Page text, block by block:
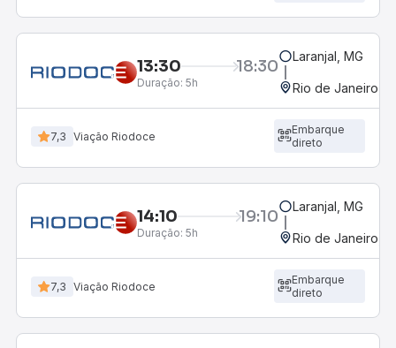
13:30 18:30
Duração: 5h
Laranjal, MG
Rio de Janeiro,
7,3 Viação Riodoce
Embarque
direto
14:10 19:10
Duração: 5h
Laranjal, MG
Rio de Janeiro,
7,3 Viação Riodoce
Embarque
direto